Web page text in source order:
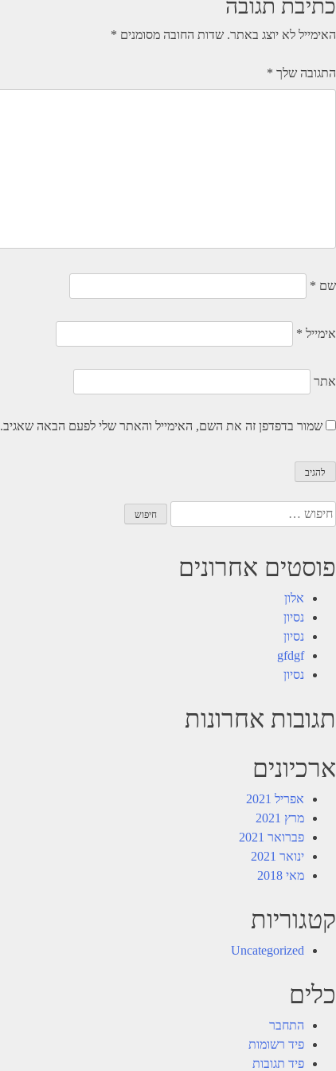
כתיבת תגובה
האימייל לא יוצג באתר. שדות החובה מסומנים *
התגובה שלך *
שם *
אימייל *
אתר
שמור בדפדפן זה את השם, האימייל והאתר שלי לפעם הבאה שאגיב.
חיפוש:
פוסטים אחרונים
אלון
נסיון
נסיון
gfdgf
נסיון
תגובות אחרונות
ארכיונים
אפריל 2021
מרץ 2021
פברואר 2021
ינואר 2021
מאי 2018
קטגוריות
Uncategorized
כלים
התחבר
פיד רשומות
פיד תגובות